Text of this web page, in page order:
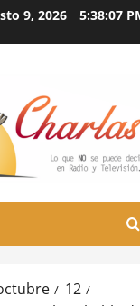
9, 2026 5:38:08
12